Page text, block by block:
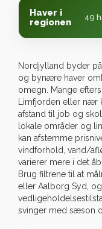
Haver i
regionen
49
−
Haveforening
Nordjylland byder
og bynære haver
omegn. Mange
Limfjorden eller nær
afstand til job og
lokale områder og
kan afstemme
vindforhold, vand/
varierer mere i det
Brug filtrene til at
eller Aalborg Syd,
svinger med sæson